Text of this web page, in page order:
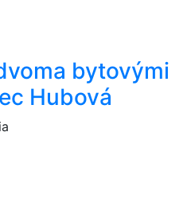
bytovými
Hubová